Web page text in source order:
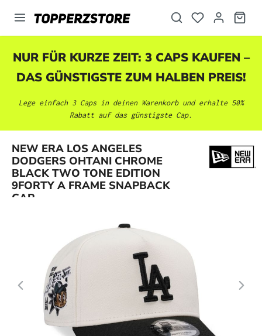
springen
NUR FÜR KURZE ZEIT: 3 CAPS KAUFEN –
DAS GÜNSTIGSTE ZUM HALBEN PREIS!
Lege einfach 3 Caps in deinen Warenkorb und erhalte 50%
Rabatt auf das günstigste Cap.
NEW ERA LOS ANGELES
DODGERS OHTANI CHROME
BLACK TWO TONE EDITION
9FORTY A FRAME SNAPBACK
CAP
Bildergalerie überspringen